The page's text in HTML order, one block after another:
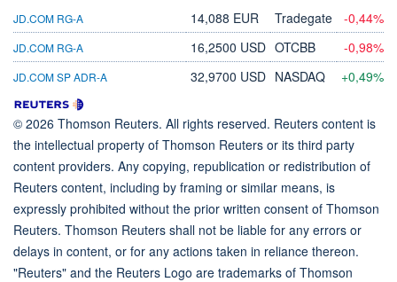
JD.COM RG-A 14,088 EUR Tradegate -0,44%
JD.COM RG-A 16,2500 USD OTCBB -0,98%
JD.COM SP ADR-A 32,9700 USD NASDAQ +0,49%
© 2026 Thomson Reuters. All rights reserved. Reuters content is
the intellectual property of Thomson Reuters or its third party
content providers. Any copying, republication or redistribution of
Reuters content, including by framing or similar means, is
expressly prohibited without the prior written consent of Thomson
Reuters. Thomson Reuters shall not be liable for any errors or
delays in content, or for any actions taken in reliance thereon.
"Reuters" and the Reuters Logo are trademarks of Thomson